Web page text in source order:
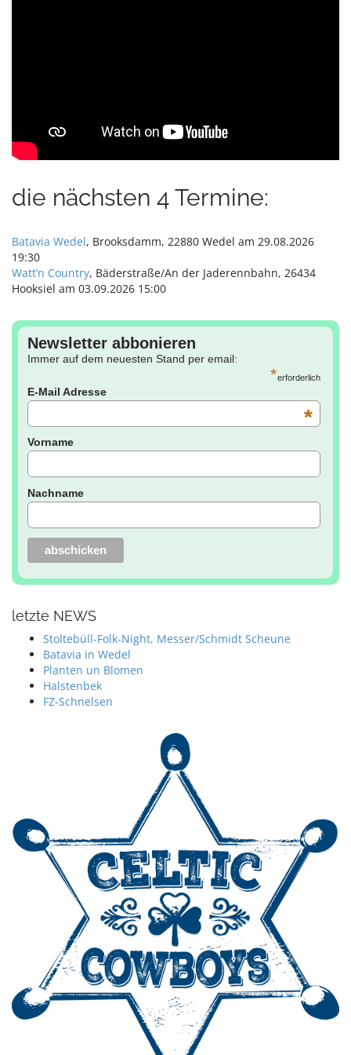
die nächsten 4 Termine:
Batavia Wedel, Brooksdamm, 22880 Wedel am 29.08.2026
19:30
Watt’n Country, Bäderstraße/An der Jaderennbahn, 26434
Hooksiel am 03.09.2026 15:00
Newsletter abbonieren
Immer auf dem neuesten Stand per email:
*erforderlich
E-Mail Adresse
*
Vorname
Nachname
letzte NEWS
Stoltebüll-Folk-Night, Messer/Schmidt Scheune
Batavia in Wedel
Planten un Blomen
Halstenbek
FZ-Schnelsen